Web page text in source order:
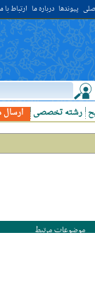
پیوندها درباره ما ارتباط با
لَهُ خادِما ؛ هرگاه
رشته تخصصی
موضوعات مرتبط